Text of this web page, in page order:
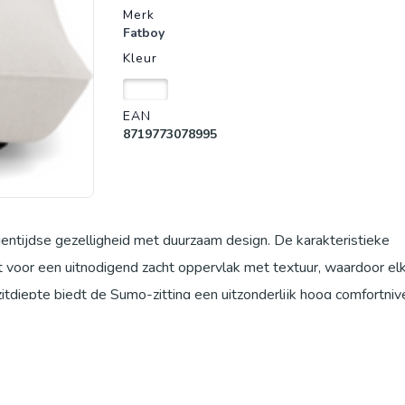
Merk
Fatboy
Kleur
EAN
8719773078995
gezelligheid met duurzaam design. De karakteristieke
een uitnodigend zacht oppervlak met textuur, waardoor
biedt de Sumo-zitting een uitzonderlijk hoog
geknoopte materiaal is niet alleen aangenaam zacht,